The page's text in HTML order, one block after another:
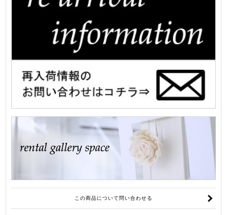
この商品について問い合わせる